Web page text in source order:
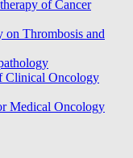
of Cancer
on Thrombosis and
Clinical Oncology
Medical Oncology